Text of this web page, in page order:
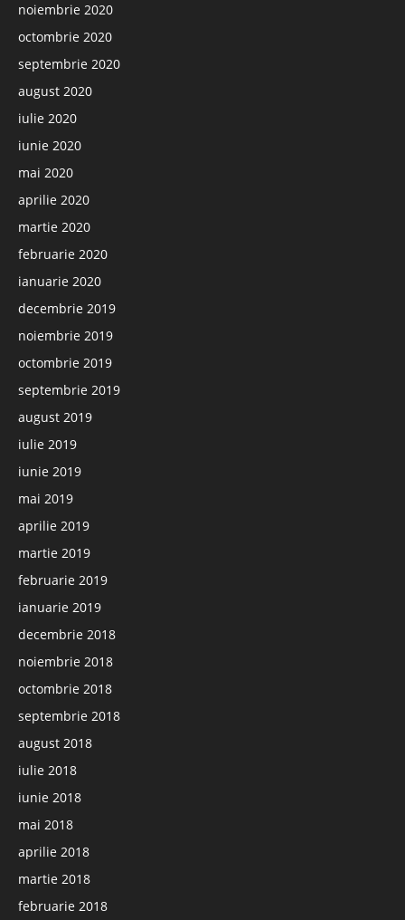
noiembrie 2020
octombrie 2020
septembrie 2020
august 2020
iulie 2020
iunie 2020
mai 2020
aprilie 2020
martie 2020
februarie 2020
ianuarie 2020
decembrie 2019
noiembrie 2019
octombrie 2019
septembrie 2019
august 2019
iulie 2019
iunie 2019
mai 2019
aprilie 2019
martie 2019
februarie 2019
ianuarie 2019
decembrie 2018
noiembrie 2018
octombrie 2018
septembrie 2018
august 2018
iulie 2018
iunie 2018
mai 2018
aprilie 2018
martie 2018
februarie 2018